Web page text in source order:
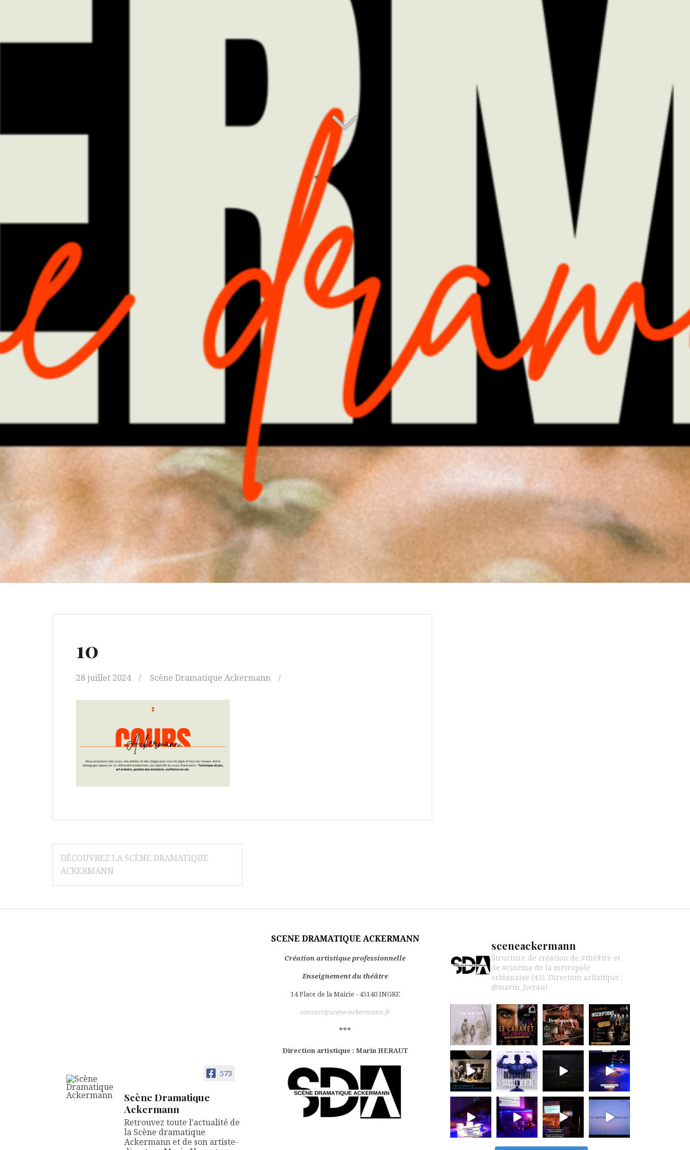
10
28 juillet 2024 Scène Dramatique Ackermann
Navigation
de
l’article
DÉCOUVREZ LA SCÈNE DRAMATIQUE
ACKERMANN
573
Scène Dramatique
Ackermann
Retrouvez toute l'actualité de
la Scène dramatique
Ackermann et de son artiste-
SCENE DRAMATIQUE ACKERMANN
Création artistique professionnelle
Enseignement du théâtre
14 Place de la Mairie - 45140 INGRE
contact@scene-ackermann.fr
***
Direction artistique : Marin HERAUT
sceneackermann
Structure de création de #théâtre et
de #cinéma de la métropole
orléanaise (45). Direction artistique :
@marin_heraut